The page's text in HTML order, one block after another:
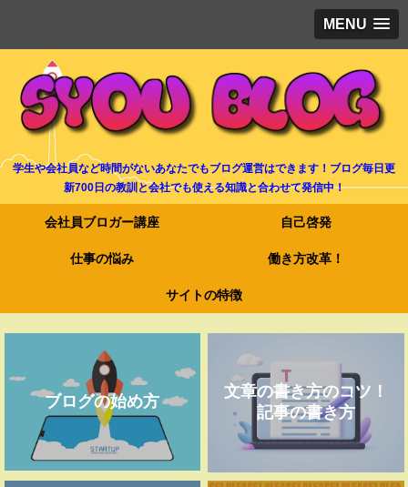
MENU
学生や会社員など時間がないあなたでもブログ運営はできます！ブログ毎日更
新700日の教訓と会社でも使える知識と合わせて発信中！
会社員ブロガー講座 自己啓発
仕事の悩み 働き方改革！
サイトの特徴
ブログの始め方
文章の書き方のコツ！
記事の書き方